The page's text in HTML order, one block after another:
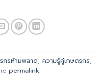
กรห้ามพลาด, ความรู้คู่เกษตรกร,
permalink.